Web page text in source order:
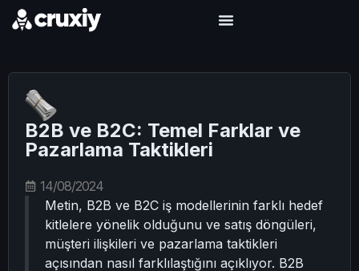
B2B ve B2C: Temel Farklar ve
Pazarlama Taktikleri
14/08/2024
Metin, B2B ve B2C iş modellerinin farklı hedef
kitlelere yönelik olduğunu ve satış döngüleri,
müşteri ilişkileri ve pazarlama taktikleri
açısından nasıl farklılaştığını açıklıyor. B2B